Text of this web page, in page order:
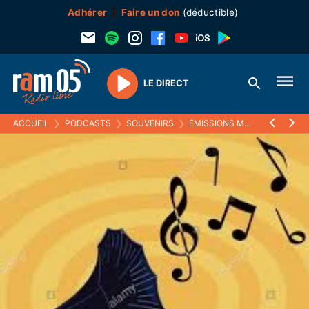
Adhérer Faire un don (déductible)
Play
LE DIRECT
ACCUEIL ❯ PODCASTS ❯ SOUVENIRS ❯ ÉMISSIONS MUSICALES (SOUVENIRS)